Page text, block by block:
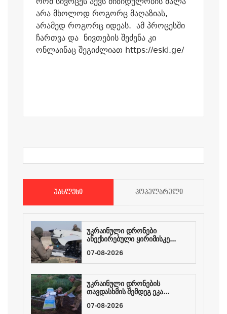
არა მხოლოდ როგორც მაღაზიას,
არამედ როგორც იდეას. ამ პროცესში
ჩართვა და ნივთების შეძენა კი
ონლაინაც შეგიძლიათ https://eski.ge/
ᲣᲐᲮᲚᲔᲡᲘ ᲞᲝᲞᲣᲚᲐᲠᲣᲚᲘ
უკრაინული დრონები
ანექსირებული ყირიმისკე...
07-08-2026
უკრაინული დრონების
თავდასხმის შემდეგ ეკა...
07-08-2026